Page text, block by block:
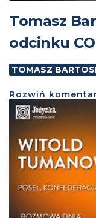
Tomasz
odcinku CO
TOMASZ
Rozwiń